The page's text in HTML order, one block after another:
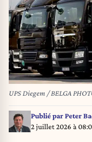
UPS Diegem / BELGA
Publié parPeter
2 juillet 2026 à